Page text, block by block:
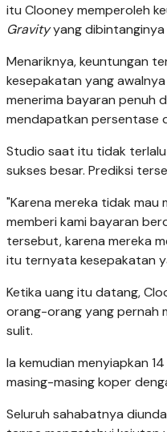
itu Clooney memperoleh
Gravityyang dibintanginya
Menariknya, keuntungan
kesepakatan yang
menerima bayaran penuh
mendapatkan persentase
Studio saat itu tidak
sukses besar. Prediksi
"Karena mereka tidak mau
memberi kami bayaran
tersebut, karena mereka
itu ternyata kesepakatan
Ketika uang itu datang,
orang-orang yang pernah
sulit.
Ia kemudian menyiapkan
masing-masing koper
Seluruh sahabatnya